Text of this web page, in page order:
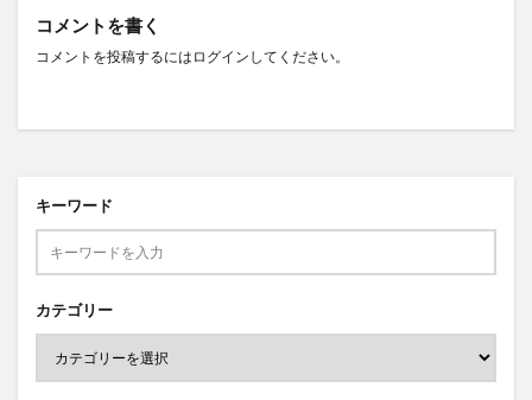
コメントを書く
コメントを投稿するには ログイン してください。
キーワード
カテゴリー